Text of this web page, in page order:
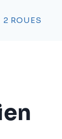
2 ROUES